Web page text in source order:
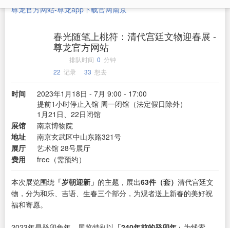
尊龙官方网站-尊龙app下载官网南京
春光随笔上桃符：清代宫廷文物迎春展 -
尊龙官方网站
排队时间 0 分钟
22 记录 33 想去
时间
2023年1月18日 - 7月 9:00 - 17:00
提前1小时停止入馆 周一闭馆（法定假日除外）
1月21日、22日闭馆
展馆
南京博物院
地址
南京玄武区中山东路321号
展厅
艺术馆 28号展厅
费用
free（需预约）
本次展览围绕 「岁朝迎新」 的主题，展出63件（套） 清代宫廷文
物，分为和乐、吉语、生春三个部分，为观者送上新春的美好祝
福和寄愿。